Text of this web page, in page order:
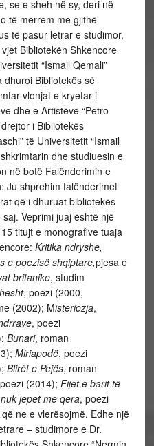
se e sheh në sy, deri në
të merrem me gjithë
të pasur letrar e studimor,
Bibliotekën Shkencore
“Ismail Qemali”
Bibliotekës së
vlonjat e kryetar i
dhe e Artistëve “Petro
i Bibliotekës
të Universitetit “Ismail
dhe studiuesin e
në botë Falënderimin e
Ju shprehim falënderimet
që i dhuruat bibliotekës
Veprimi juaj është një
titujt e monografive tuaja
Kritika ndryshe,
e poezisë shqiptare,pjesa e
britanike, studim
, poezi (2000,
(2002); Misteriozja,
, poezi
Bunari, roman
Miriapodë, poezi
Blirët e Pejës, roman
(2014); Fijet e barit të
jepet me qera, poezi
ne e vlerësojmë. Edhe një
– studimore e Dr.